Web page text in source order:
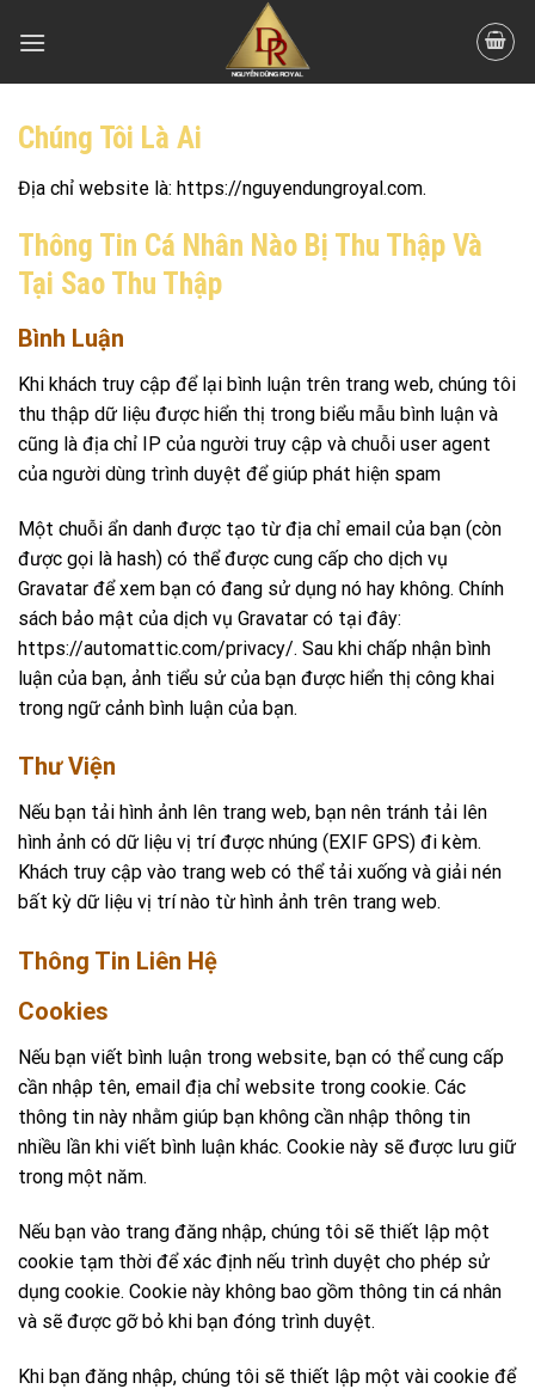
Chúng Tôi Là Ai
Địa chỉ website là: https://nguyendungroyal.com.
Thông Tin Cá Nhân Nào Bị Thu Thập Và
Tại Sao Thu Thập
Bình Luận
Khi khách truy cập để lại bình luận trên trang web, chúng tôi
thu thập dữ liệu được hiển thị trong biểu mẫu bình luận và
cũng là địa chỉ IP của người truy cập và chuỗi user agent
của người dùng trình duyệt để giúp phát hiện spam
Một chuỗi ẩn danh được tạo từ địa chỉ email của bạn (còn
được gọi là hash) có thể được cung cấp cho dịch vụ
Gravatar để xem bạn có đang sử dụng nó hay không. Chính
sách bảo mật của dịch vụ Gravatar có tại đây:
https://automattic.com/privacy/. Sau khi chấp nhận bình
luận của bạn, ảnh tiểu sử của bạn được hiển thị công khai
trong ngữ cảnh bình luận của bạn.
Thư Viện
Nếu bạn tải hình ảnh lên trang web, bạn nên tránh tải lên
hình ảnh có dữ liệu vị trí được nhúng (EXIF GPS) đi kèm.
Khách truy cập vào trang web có thể tải xuống và giải nén
bất kỳ dữ liệu vị trí nào từ hình ảnh trên trang web.
Thông Tin Liên Hệ
Cookies
Nếu bạn viết bình luận trong website, bạn có thể cung cấp
cần nhập tên, email địa chỉ website trong cookie. Các
thông tin này nhằm giúp bạn không cần nhập thông tin
nhiều lần khi viết bình luận khác. Cookie này sẽ được lưu giữ
trong một năm.
Nếu bạn vào trang đăng nhập, chúng tôi sẽ thiết lập một
cookie tạm thời để xác định nếu trình duyệt cho phép sử
dụng cookie. Cookie này không bao gồm thông tin cá nhân
và sẽ được gỡ bỏ khi bạn đóng trình duyệt.
Khi bạn đăng nhập, chúng tôi sẽ thiết lập một vài cookie để